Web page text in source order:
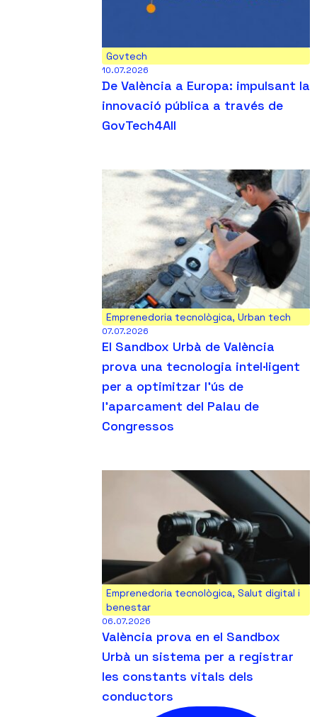
Govtech
10.07.2026
De València a Europa: impulsant la
innovació pública a través de
GovTech4All
Emprenedoria tecnològica, Urban tech
07.07.2026
El Sandbox Urbà de València
prova una tecnologia intel·ligent
per a optimitzar l’ús de
l’aparcament del Palau de
Congressos
Emprenedoria tecnològica, Salut digital i
benestar
06.07.2026
València prova en el Sandbox
Urbà un sistema per a registrar
les constants vitals dels
conductors